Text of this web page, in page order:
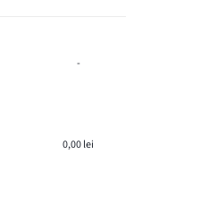
-
0,00 lei